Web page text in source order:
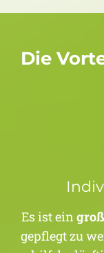
Die
Es ist ein
gepflegt zu